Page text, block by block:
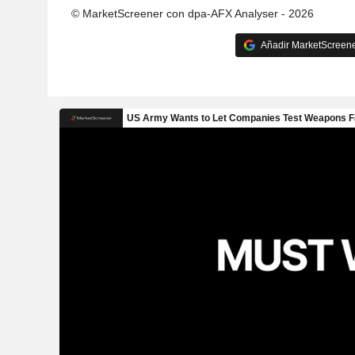
© MarketScreener con dpa-AFX Analyser - 2026
Añadir